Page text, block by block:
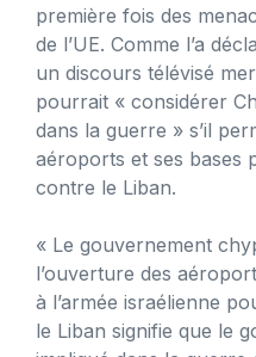
première fois des
de l’UE. Comme l’a
un discours télévisé
pourrait « considérer
dans la guerre » s’il
aéroports et ses bases
contre le Liban.
« Le gouvernement
l’ouverture des
à l’armée israélienne
le Liban signifie que le